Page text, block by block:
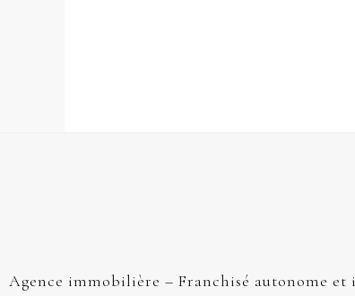
Agence immobilière – Franchisé autonome et